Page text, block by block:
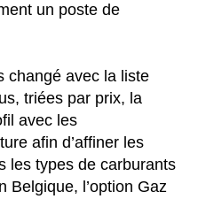
un poste de
changé avec la liste
triées par prix, la
avec les
afin d’affiner les
les types de carburants
Belgique, l’option Gaz